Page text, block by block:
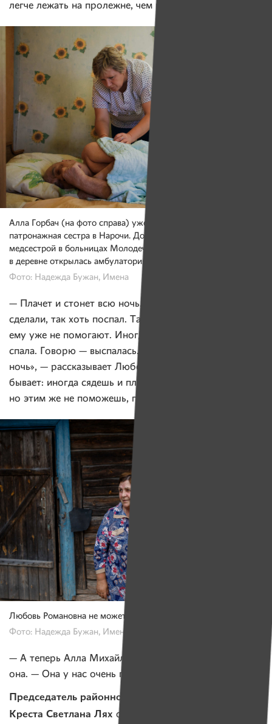
легче лежать на пролежне, чем в другом положении.
Алла Горбач (на фото справа) уже почти месяц как
патронажная сестра в Нарочи. До 2000 года она трудилась
медсестрой в больницах Молодечно и Вилейки, а потом
в деревне открылась амбулатория, и она стала лаборантом.
Фото: Надежда Бужан, Имена
— Плачет и стонет всю ночь. Вчера тройчатку
сделали, так хоть поспал. Таблетки обезболивающие
ему уже не помогают. Иногда спрашивает меня, как
спала. Говорю — выспалась. А муж: «Я терпел всю
ночь», — рассказывает Любовь Романовна. — Всяко
бывает: иногда сядешь и плачешь возле него,
но этим же не поможешь, правда?
Любовь Романовна не может оставить мужа даже на час.
Фото: Надежда Бужан, Имена
— А теперь Алла Михайловна помогает! — говорит
она. — Она у нас очень позитивный человечек.
Председатель районной организации Красного
Креста Светлана Лях обещает поискать для Юрия